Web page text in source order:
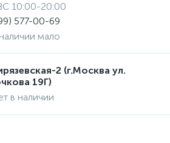
10:00-20:00
577-00-69
мало
2 (г.Москва ул.
19Г)
в наличии